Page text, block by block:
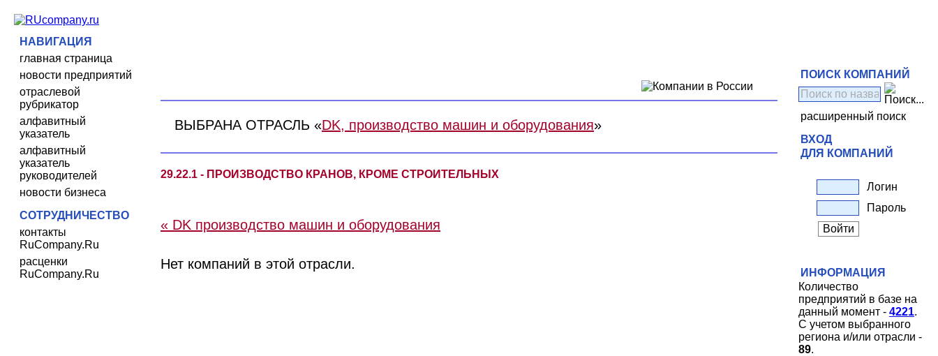
НАВИГАЦИЯ
главная страница
новости предприятий
отраслевой
рубрикатор
алфавитный
указатель
алфавитный
указатель
руководителей
новости бизнеса
СОТРУДНИЧЕСТВО
контакты
RuCompany.Ru
расценки
RuCompany.Ru
ВЫБРАНА ОТРАСЛЬ «DK, производство машин и оборудования»
29.22.1 - ПРОИЗВОДСТВО КРАНОВ, КРОМЕ СТРОИТЕЛЬНЫХ
« DK производство машин и оборудования
Нет компаний в этой отрасли.
ПОИСК КОМПАНИЙ
расширенный поиск
ВХОД
ДЛЯ КОМПАНИЙ
Логин
Пароль
ИНФОРМАЦИЯ
Количество
предприятий в базе на
данный момент - 4221.
С учетом выбранного
региона и/или отрасли -
89.